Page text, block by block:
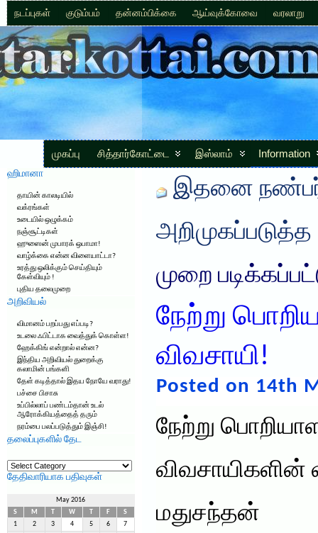
நடப்புகள் குடும்பம் தன்னம்பிக்கை ஆய்வுக்கோவை வரலாறு
முகப்பு சித்தார்கோட்டை இஸ்லாம் Information
ஹிமானா
தாயின் காலடியில்
வக்ரங்கள்
உடையில் ஒழுக்கம்
நஞ்சூட்டிகள்
ஹுஸைன் முபாரக் ஒபாமா!
வாழ்க்கை என்ன விளையாட்டா?
உரத்து ஒலிக்கும் செய்தியும்
கேள்வியும் !
புதிய தலைமுறை
அறிவியல்
விமானம் பறப்பது எப்படி?
உடலை ஃபிட்டாக வைத்துக் கொள்ள!
ஹேக்கிங் என்றால் என்ன?
இந்திய அறிவியல் துறைக்கு
கலாமின் பங்களி
தேள் கடித்தால் இதய நோயே வராது!
பச்சை பிசாசு
உப்பில்லாப் பண்டம்தான் உடல்
ஆரோக்கியத்தைத் தரும்
நரம்பை பலப்படுத்தும் இஞ்சி!
தலைப்புகளில் தேட
தலைப்புகளில்
தேட
தேதிவாரியாக பதிவுகள்
May 2016
S
M W F
S
1
2 3 4 5 6 7
இதனை
அறிமுகப்படுத்த
முறை
நேற்று
விவசாயி!
Posted on 14th
நேற்று
விவசாயிகளின்
மதுசந்தன்